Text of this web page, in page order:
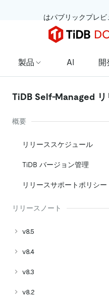
はパブリックプレ
製品 AI 開
TiDB Self-Managed リ
概要
リリーススケジュール
TiDB バージョン管理
リリースサポートポリシー
リリースノート
v8.5
v8.4
v8.3
v8.2